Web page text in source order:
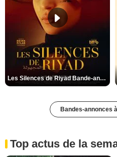
Les Silences de Riyad Bande-annonce VO STFR
Bandes-annonces
Top actus de la